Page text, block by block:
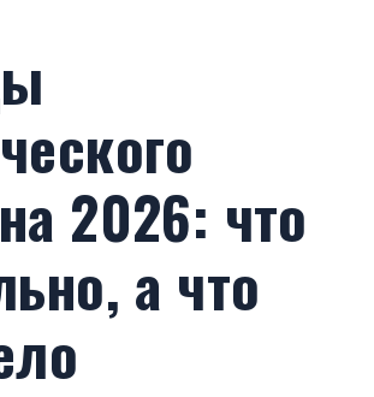
2026: что
а что